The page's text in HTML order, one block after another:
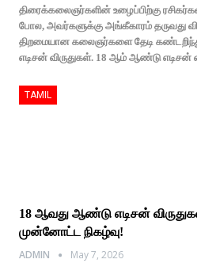
திரைக்கலைஞர்களின் உழைப்பிற்கு
போல, அவர்களுக்கு அங்கீகாரம் தருவது
திறமையான கலைஞர்களை தேடி
எடிசன் விருதுகள். 18 ஆம் ஆண்டு எடிசன்
TAMIL
18 ஆவது ஆண்டு எடிசன்
முன்னோட்ட நிகழ்வு!
ADMIN
May 7, 2026